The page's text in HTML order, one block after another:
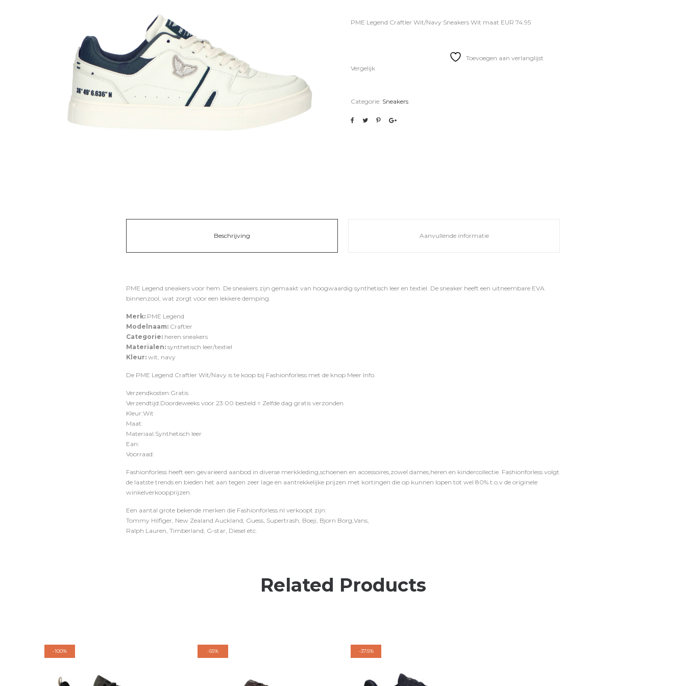
PME Legend Craftler Wit/Navy Sneakers Wit maat EUR 74.95
Toevoegen aan verlanglijst
Vergelijk
Categorie: Sneakers
Beschrijving Aanvullende informatie
PME Legend sneakers voor hem. De sneakers zijn gemaakt van hoogwaardig synthetisch leer en textiel. De sneaker heeft een uitneembare EVA
binnenzool, wat zorgt voor een lekkere demping.
Merk: PME Legend
Modelnaam: Craftler
Categorie: heren sneakers
Materialen: synthetisch leer/textiel
Kleur: wit, navy
De PME Legend Craftler Wit/Navy is te koop bij Fashionforless met de knop Meer Info.
Verzendkosten:Gratis
Verzendtijd:Doordeweeks voor 23:00 besteld = Zelfde dag gratis verzonden
Kleur:Wit
Maat:
Materiaal:Synthetisch leer
Ean:
Voorraad:
Fashionforless heeft een gevarieerd aanbod in diverse merkkleding,schoenen en accessoires,zowel dames,heren en kindercollectie. Fashionforless volgt
de laatste trends en bieden het aan tegen zeer lage en aantrekkelijke prijzen met kortingen die op kunnen lopen tot wel 80% t.o.v de originele
winkelverkoopprijzen.
Een aantal grote bekende merken die Fashionforless.nl verkoopt zijn:
Tommy Hilfiger, New Zealand Auckland, Guess, Supertrash, Boeji, Bjorn Borg,Vans,
Ralph Lauren, Timberland, G-star, Diesel etc.
Related Products
-100% -55% -37.5%